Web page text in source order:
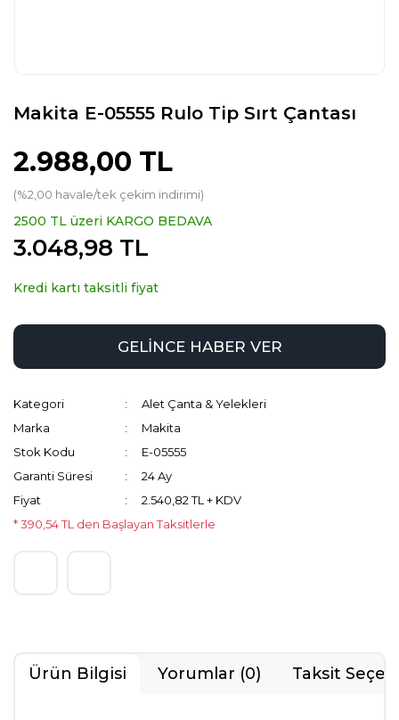
Makita E-05555 Rulo Tip Sırt Çantası
2.988,00 TL
(%2,00 havale/tek çekim indirimi)
2500 TL üzeri KARGO BEDAVA
3.048,98 TL
Kredi kartı taksitli fiyat
GELİNCE HABER VER
Kategori
Alet Çanta & Yelekleri
Marka
Makita
Stok Kodu
E-05555
Garanti Süresi
24 Ay
Fiyat
2.540,82 TL + KDV
* 390,54 TL den Başlayan Taksitlerle
Ürün Bilgisi Yorumlar (0) Taksit